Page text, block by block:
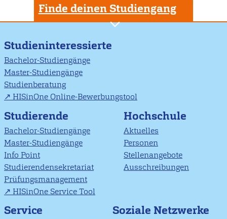
Finde deinen Studiengang
Studieninteressierte
Bachelor-Studiengänge
Master-Studiengänge
Studienberatung
HISinOne Online-Bewerbungstool
Studierende
Bachelor-Studiengänge
Master-Studiengänge
Info Point
Studierendensekretariat
Prüfungsmanagement
HISinOne Service Tool
Hochschule
Aktuelles
Personen
Stellenangebote
Ausschreibungen
Service Soziale Netzwerke